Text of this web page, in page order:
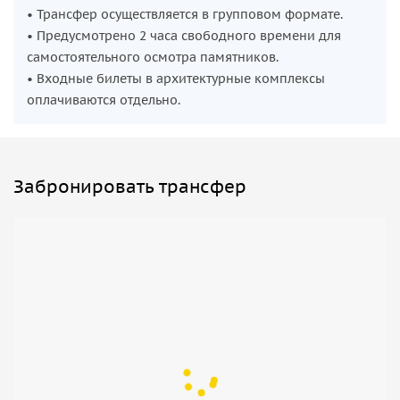
— религиозного ансамбля, отражающего духовную жизнь
региона в эпоху Тимуридов.
• Трансфер осуществляется в групповом формате.
• Предусмотрено 2 часа свободного времени для
самостоятельного осмотра памятников.
• Входные билеты в архитектурные комплексы
оплачиваются отдельно.
Забронировать трансфер